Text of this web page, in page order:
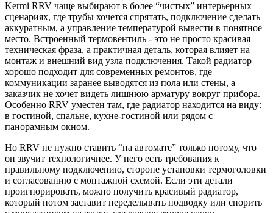
Kermi RRV чаще выбирают в более “чистых” интерьерных
сценариях, где трубы хочется спрятать, подключение сделать
аккуратным, а управление температурой вывести в понятное
место. Встроенный термовентиль - это не просто красивая
техническая фраза, а практичная деталь, которая влияет на
монтаж и внешний вид узла подключения. Такой радиатор
хорошо подходит для современных ремонтов, где
коммуникации заранее выводятся из пола или стены, а
заказчик не хочет видеть лишнюю арматуру вокруг прибора.
Особенно RRV уместен там, где радиатор находится на виду:
в гостиной, спальне, кухне-гостиной или рядом с
панорамным окном.
Но RRV не нужно ставить “на автомате” только потому, что
он звучит технологичнее. У него есть требования к
правильному подключению, стороне установки термоголовки
и согласованию с монтажной схемой. Если эти детали
проигнорировать, можно получить красивый радиатор,
который потом заставит переделывать подводку или спорить